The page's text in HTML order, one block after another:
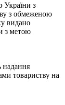
України з
з обмеженою
видано
з метою
надання
товариству на